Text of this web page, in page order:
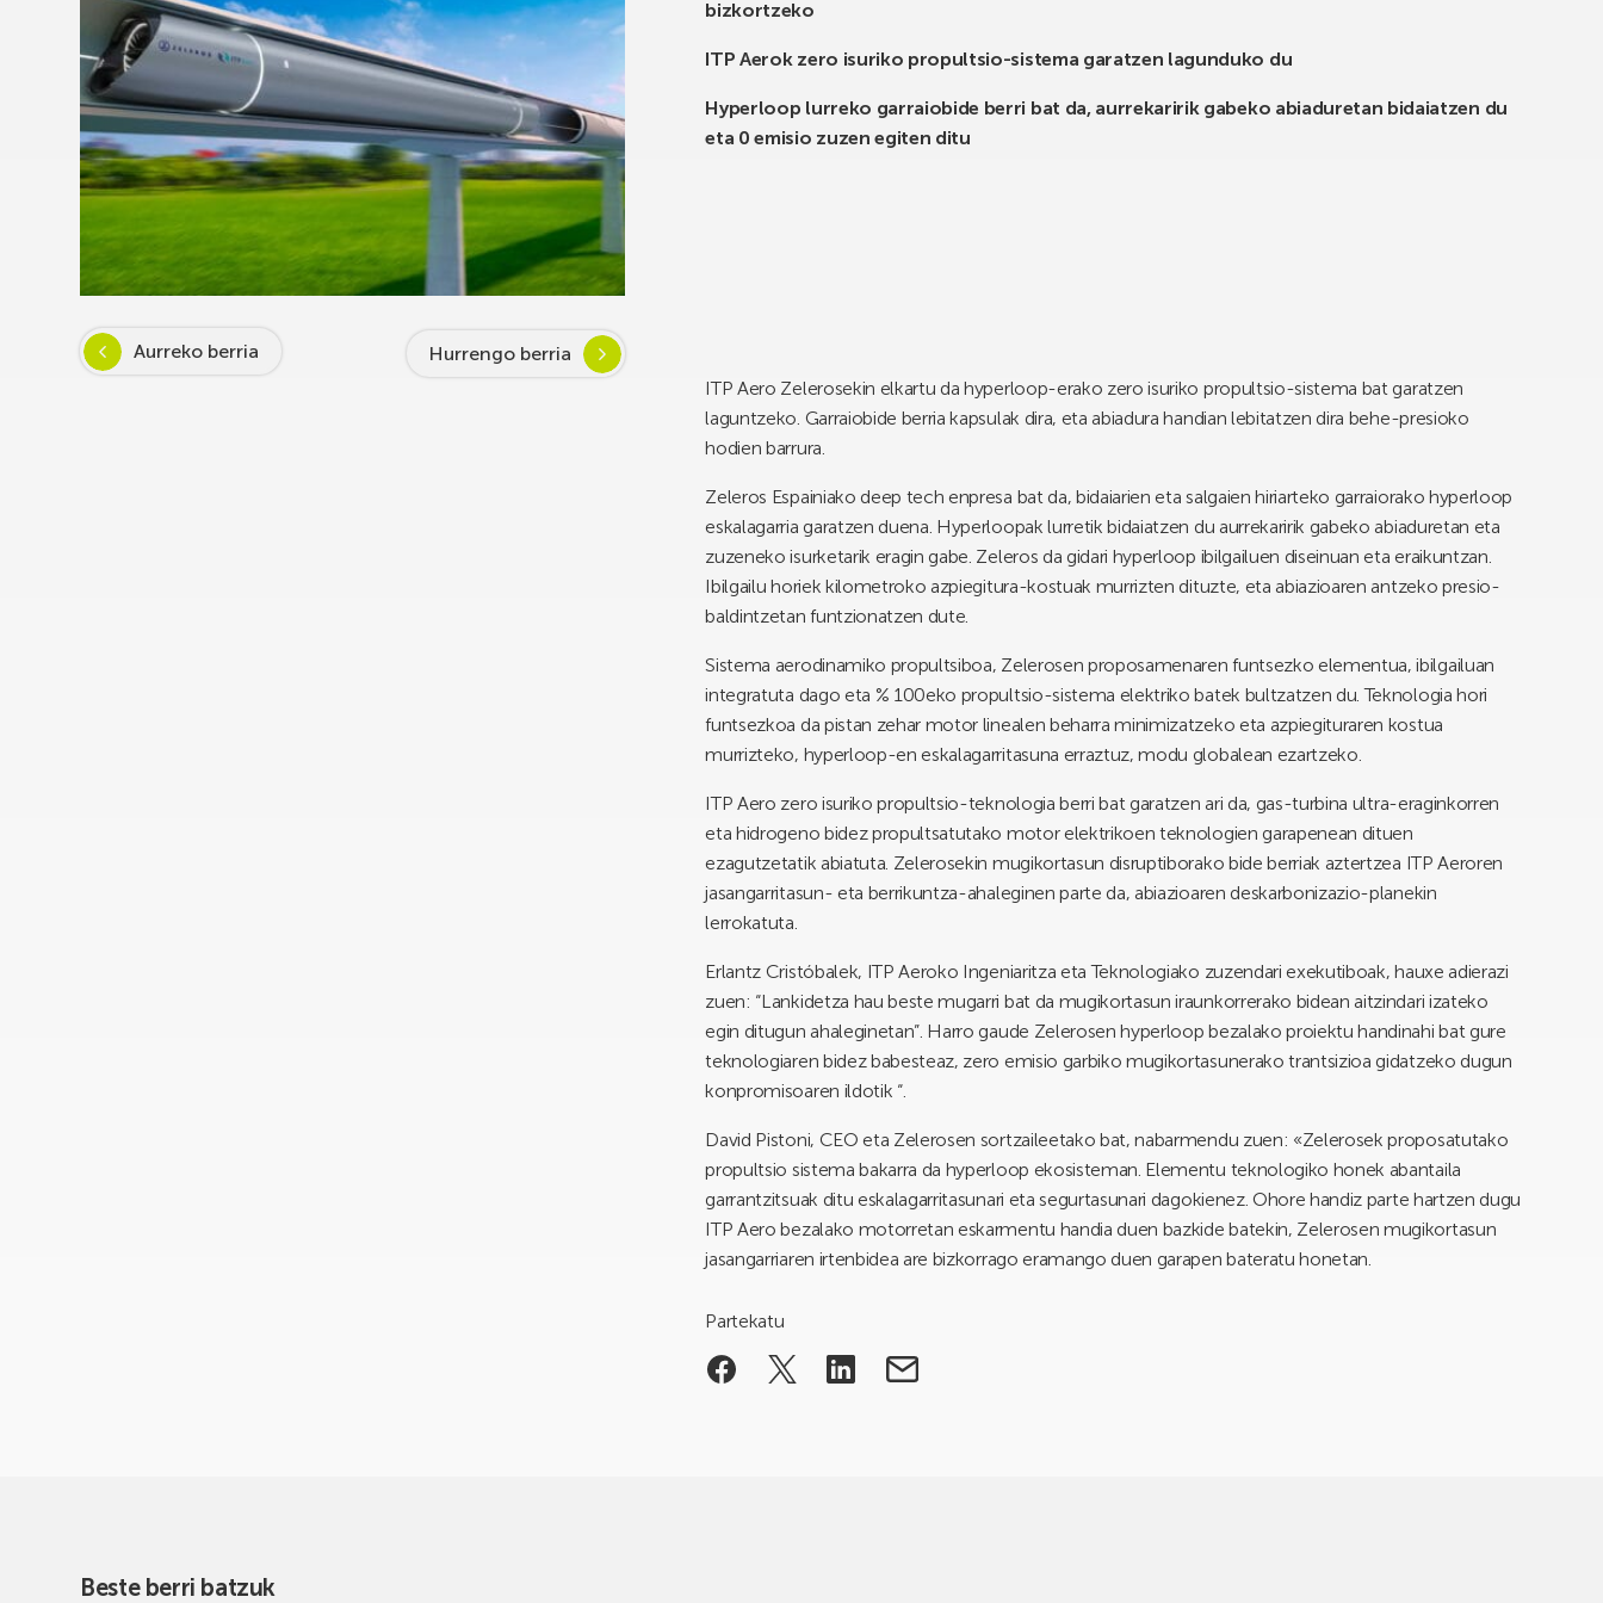
Aurreko berria Hurrengo berria
bizkortzeko
ITP Aerok zero isuriko propultsio-sistema garatzen lagunduko du
Hyperloop lurreko garraiobide berri bat da, aurrekaririk gabeko abiaduretan bidaiatzen du
eta 0 emisio zuzen egiten ditu
ITP Aero Zelerosekin elkartu da hyperloop-erako zero isuriko propultsio-sistema bat garatzen
laguntzeko. Garraiobide berria kapsulak dira, eta abiadura handian lebitatzen dira behe-presioko
hodien barrura.
Zeleros Espainiako deep tech enpresa bat da, bidaiarien eta salgaien hiriarteko garraiorako hyperloop
eskalagarria garatzen duena. Hyperloopak lurretik bidaiatzen du aurrekaririk gabeko abiaduretan eta
zuzeneko isurketarik eragin gabe. Zeleros da gidari hyperloop ibilgailuen diseinuan eta eraikuntzan.
Ibilgailu horiek kilometroko azpiegitura-kostuak murrizten dituzte, eta abiazioaren antzeko presio-
baldintzetan funtzionatzen dute.
Sistema aerodinamiko propultsiboa, Zelerosen proposamenaren funtsezko elementua, ibilgailuan
integratuta dago eta % 100eko propultsio-sistema elektriko batek bultzatzen du. Teknologia hori
funtsezkoa da pistan zehar motor linealen beharra minimizatzeko eta azpiegituraren kostua
murrizteko, hyperloop-en eskalagarritasuna erraztuz, modu globalean ezartzeko.
ITP Aero zero isuriko propultsio-teknologia berri bat garatzen ari da, gas-turbina ultra-eraginkorren
eta hidrogeno bidez propultsatutako motor elektrikoen teknologien garapenean dituen
ezagutzetatik abiatuta. Zelerosekin mugikortasun disruptiborako bide berriak aztertzea ITP Aeroren
jasangarritasun- eta berrikuntza-ahaleginen parte da, abiazioaren deskarbonizazio-planekin
lerrokatuta.
Erlantz Cristóbalek, ITP Aeroko Ingeniaritza eta Teknologiako zuzendari exekutiboak, hauxe adierazi
zuen: “Lankidetza hau beste mugarri bat da mugikortasun iraunkorrerako bidean aitzindari izateko
egin ditugun ahaleginetan”. Harro gaude Zelerosen hyperloop bezalako proiektu handinahi bat gure
teknologiaren bidez babesteaz, zero emisio garbiko mugikortasunerako trantsizioa gidatzeko dugun
konpromisoaren ildotik “.
David Pistoni, CEO eta Zelerosen sortzaileetako bat, nabarmendu zuen: «Zelerosek proposatutako
propultsio sistema bakarra da hyperloop ekosisteman. Elementu teknologiko honek abantaila
garrantzitsuak ditu eskalagarritasunari eta segurtasunari dagokienez. Ohore handiz parte hartzen dugu
ITP Aero bezalako motorretan eskarmentu handia duen bazkide batekin, Zelerosen mugikortasun
jasangarriaren irtenbidea are bizkorrago eramango duen garapen bateratu honetan.
Partekatu
Beste berri batzuk